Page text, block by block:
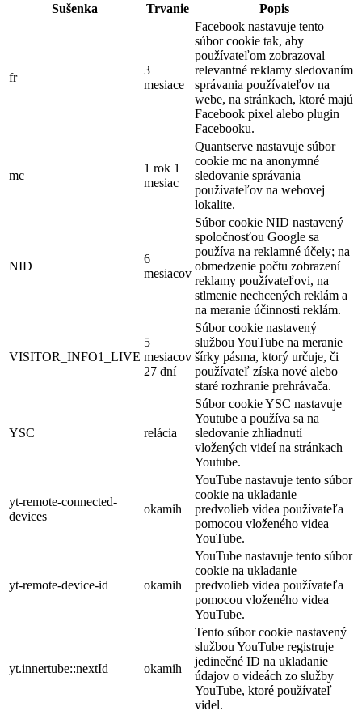
Sušenka
Trvanie Popis
fr
3
mesiace
Facebook nastavuje tento
súbor cookie tak, aby
používateľom zobrazoval
relevantné reklamy sledovaním
správania používateľov na
webe, na stránkach, ktoré majú
Facebook pixel alebo plugin
Facebooku.
mc
1 rok 1
mesiac
Quantserve nastavuje súbor
cookie mc na anonymné
sledovanie správania
používateľov na webovej
lokalite.
NID
6
mesiacov
Súbor cookie NID nastavený
spoločnosťou Google sa
používa na reklamné účely; na
obmedzenie počtu zobrazení
reklamy používateľovi, na
stlmenie nechcených reklám a
na meranie účinnosti reklám.
VISITOR_INFO1_LIVE
5
mesiacov
27 dní
Súbor cookie nastavený
službou YouTube na meranie
šírky pásma, ktorý určuje, či
používateľ získa nové alebo
staré rozhranie prehrávača.
YSC relácia
Súbor cookie YSC nastavuje
Youtube a používa sa na
sledovanie zhliadnutí
vložených videí na stránkach
Youtube.
yt-remote-connected-
devices
okamih
YouTube nastavuje tento súbor
cookie na ukladanie
predvolieb videa používateľa
pomocou vloženého videa
YouTube.
yt-remote-device-id okamih
YouTube nastavuje tento súbor
cookie na ukladanie
predvolieb videa používateľa
pomocou vloženého videa
YouTube.
yt.innertube::nextId okamih
Tento súbor cookie nastavený
službou YouTube registruje
jedinečné ID na ukladanie
údajov o videách zo služby
YouTube, ktoré používateľ
videl.